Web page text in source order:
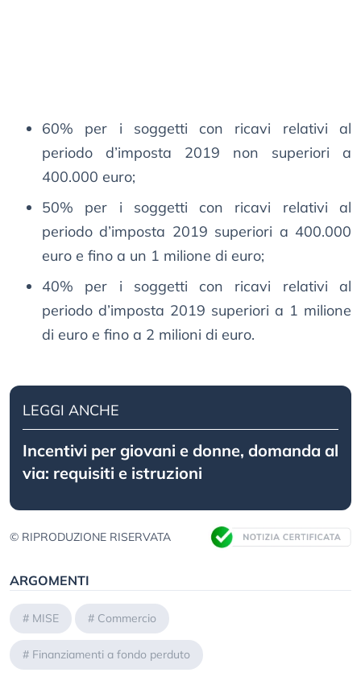
60% per i soggetti con ricavi relativi al
periodo d’imposta 2019 non superiori a
400.000 euro;
50% per i soggetti con ricavi relativi al
periodo d’imposta 2019 superiori a 400.000
euro e fino a un 1 milione di euro;
40% per i soggetti con ricavi relativi al
periodo d’imposta 2019 superiori a 1 milione
di euro e fino a 2 milioni di euro.
LEGGI ANCHE
Incentivi per giovani e donne, domanda al
via: requisiti e istruzioni
© RIPRODUZIONE RISERVATA
ARGOMENTI
# MISE # Commercio
# Finanziamenti a fondo perduto